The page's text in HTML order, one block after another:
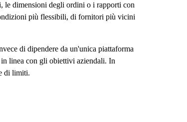
le dimensioni degli ordini o i rapporti con
più flessibili, di fornitori più vicini
di dipendere da un'unica piattaforma
linea con gli obiettivi aziendali. In
di limiti.